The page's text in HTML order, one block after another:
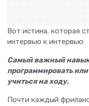
Вот истина, которая
интервью к интервью:
Самый важный навык
программировать
учиться на ходу.
Почти каждый